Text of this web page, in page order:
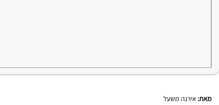
מאת: אירנה משעל